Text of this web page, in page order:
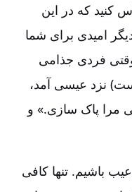
کنید که در این
امیدی برای شما
فردی جذامی
نزد عیسی آمد،
مرا پاک سازی.» و
باشیم. تنها کافی